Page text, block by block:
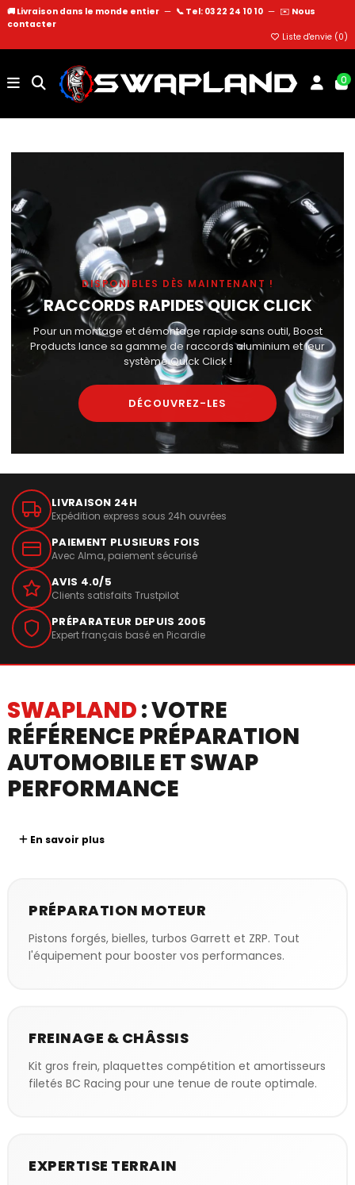
🚚 Livraison dans le monde entier — 📞 Tel: 03 22 24 10 10 — ✉️ Nous
contacter
Liste d'envie (0)
0
DISPONIBLES DÈS MAINTENANT !
RACCORDS RAPIDES QUICK CLICK
Pour un montage et démontage rapide sans outil, Boost
Products lance sa gamme de raccords aluminium et leur
système Quick Click !
DÉCOUVREZ-LES
LIVRAISON 24H
Expédition express sous 24h ouvrées
PAIEMENT PLUSIEURS FOIS
Avec Alma, paiement sécurisé
AVIS 4.0/5
Clients satisfaits Trustpilot
PRÉPARATEUR DEPUIS 2005
Expert français basé en Picardie
SWAPLAND: VOTRE
RÉFÉRENCE PRÉPARATION
AUTOMOBILE ET SWAP
PERFORMANCE
En savoir plus
PRÉPARATION MOTEUR
Pistons forgés, bielles, turbos Garrett et ZRP. Tout
l'équipement pour booster vos performances.
FREINAGE & CHÂSSIS
Kit gros frein, plaquettes compétition et amortisseurs
filetés BC Racing pour une tenue de route optimale.
EXPERTISE TERRAIN